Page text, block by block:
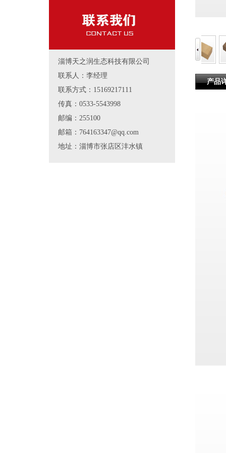
产品
淄博天之润生态科技有限公司
联系人：李经理
联系方式：15169217111
传真：0533-5543998
邮编：255100
邮箱：764163347@qq.com
地址：淄博市张店区沣水镇